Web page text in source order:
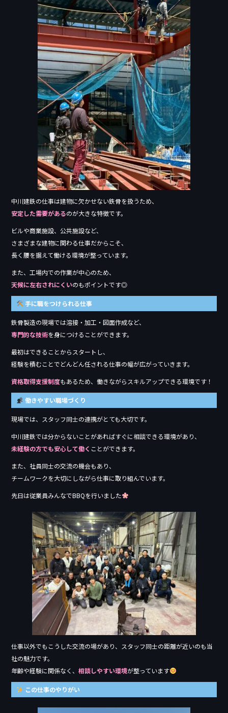
中川建鉄の仕事は建物に欠かせない鉄骨を扱うため、
安定した需要があるのが大きな特徴です。
ビルや商業施設、公共施設など、
さまざまな建物に関わる仕事だからこそ、
長く腰を据えて働ける環境が整っています。
また、工場内での作業が中心のため、
天候に左右されにくいのもポイントです◎
手に職をつけられる仕事
鉄骨製造の現場では溶接・加工・図面作成など、
専門的な技術を身につけることができます。
最初はできることからスタートし、
経験を積むことでどんどん任される仕事の幅が広がっていきます。
資格取得支援制度もあるため、働きながらスキルアップできる環境です！
働きやすい職場づくり
現場では、スタッフ同士の連携がとても大切です。
中川建鉄では分からないことがあればすぐに相談できる環境があり、
未経験の方でも安心して働く ことができます。
また、社員同士の交流の機会もあり、
チームワークを大切にしながら仕事に取り組んでいます。
先日は従業員みんなでBBQを行いました
仕事以外でもこうした交流の場があり、スタッフ同士の距離が近いのも当
社の魅力です。
年齢や経験に関係なく、相談しやすい環境が整っています
この仕事のやりがい